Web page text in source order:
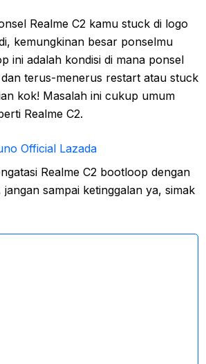
Realme C2 kamu stuck di logo
kemungkinan besar ponselmu
ini adalah kondisi di mana ponsel
terus-menerus restart atau stuck
kok! Masalah ini cukup umum
Realme C2.
Official Lazada
Realme C2 bootloop dengan
sampai ketinggalan ya, simak